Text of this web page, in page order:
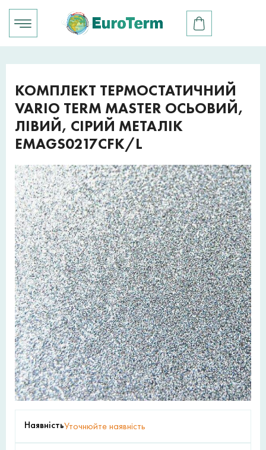
КОМПЛЕКТ ТЕРМОСТАТИЧНИЙ
VARIO TERM MASTER ОСЬОВИЙ,
ЛІВИЙ, СІРИЙ МЕТАЛІК
EMAGS0217CFK/L
НаявністьУточнюйте наявність